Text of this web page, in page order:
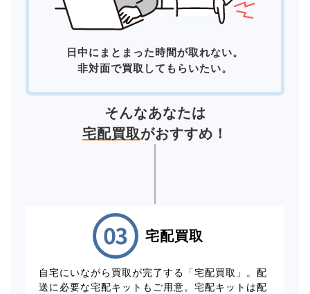
日中にまとまった時間が取れない。
非対面で買取してもらいたい。
そんなあなたは
宅配買取がおすすめ！
宅配買取
自宅にいながら買取が完了する「宅配買取」。配
送に必要な宅配キットもご用意。宅配キットは配